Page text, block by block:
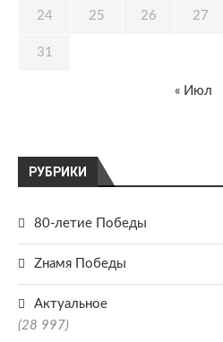
РУБРИКИ
80-летие Победы
Zнамя Победы
Актуальное
(28 997)
24 25 26 27
31
« Июл